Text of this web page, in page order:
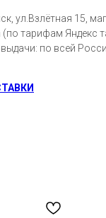
ул.Взлётная 15,
(по тарифам Яндекс
по всей